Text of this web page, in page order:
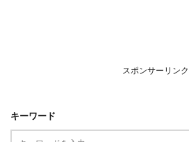
スポンサーリンク
キーワード